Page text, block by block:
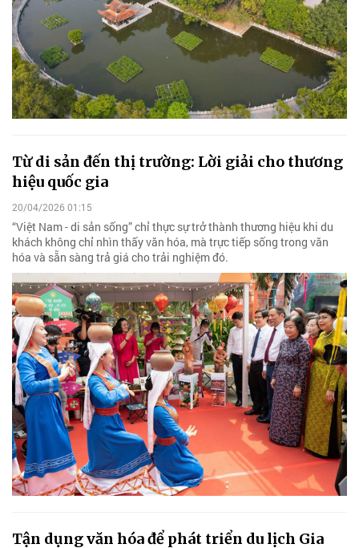
Từ di sản đến thị trường: Lời giải cho thương
hiệu quốc gia
20/04/2026 01:15
“Việt Nam - di sản sống” chỉ thực sự trở thành thương hiệu khi du
khách không chỉ nhìn thấy văn hóa, mà trực tiếp sống trong văn
hóa và sẵn sàng trả giá cho trải nghiệm đó.
Tận dụng văn hóa để phát triển du lịch Gia